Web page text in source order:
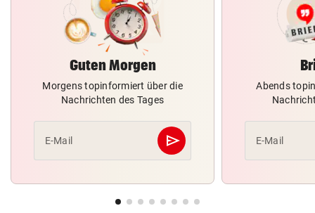
Guten Morgen
Morgens topinformiert über die
Nachrichten des Tages
E-Mail send
Abschicken
Abends
E-Mail